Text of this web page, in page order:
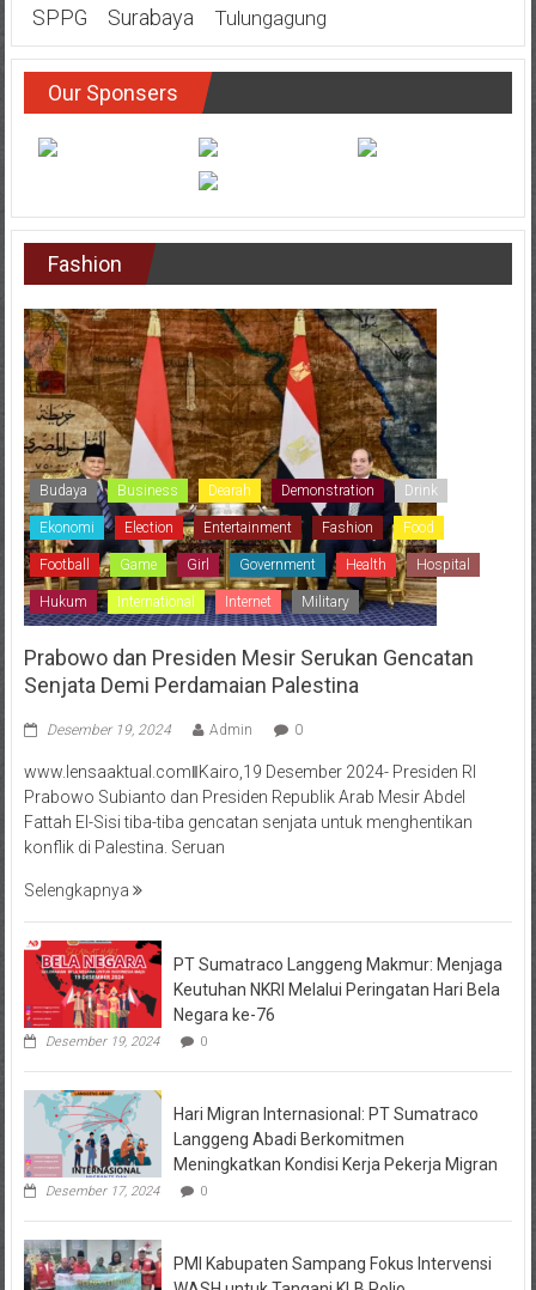
SPPG Surabaya Tulungagung
Our Sponsers
Fashion
Budaya Business Dearah Demonstration Drink
Ekonomi Election Entertainment Fashion Food
Football Game Girl Government Health Hospital
Hukum International Internet Military
Prabowo dan Presiden Mesir Serukan Gencatan
Senjata Demi Perdamaian Palestina
Desember 19, 2024 Admin 0
www.lensaaktual.comǁKairo,19 Desember 2024- Presiden RI
Prabowo Subianto dan Presiden Republik Arab Mesir Abdel
Fattah El-Sisi tiba-tiba gencatan senjata untuk menghentikan
konflik di Palestina. Seruan
Selengkapnya
PT Sumatraco Langgeng Makmur: Menjaga
Keutuhan NKRI Melalui Peringatan Hari Bela
Negara ke-76
Desember 19, 2024 0
Hari Migran Internasional: PT Sumatraco
Langgeng Abadi Berkomitmen
Meningkatkan Kondisi Kerja Pekerja Migran
Desember 17, 2024 0
PMI Kabupaten Sampang Fokus Intervensi